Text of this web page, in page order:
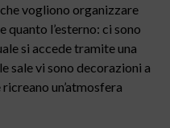
vogliono organizzare
quanto l’esterno: ci sono
si accede tramite una
sale vi sono decorazioni a
un’atmosfera